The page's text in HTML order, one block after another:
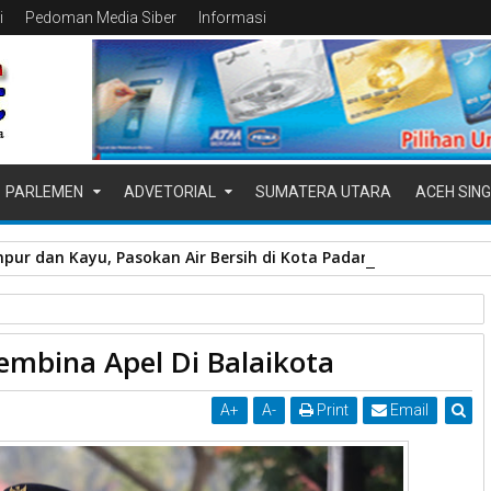
Pedoman Media Siber Informasi
PARLEMEN ADVETORIAL SUMATERA UTARA ACEH
dan Kayu, Pasokan Air Bersih di Kota Padang Terganggu
Jasman
Pimpin
Apel Di Balaikota
A+ A- Print Email